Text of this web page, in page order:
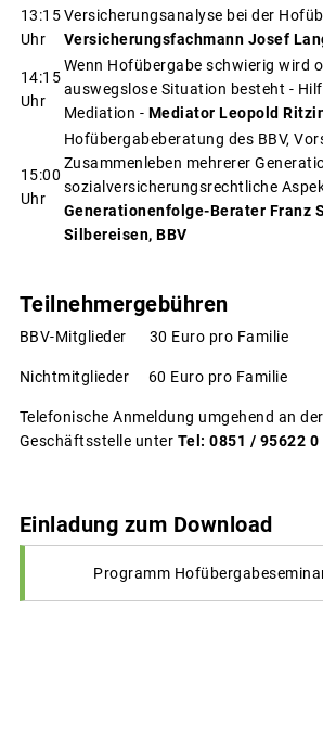
13:15
Uhr
Versicherungsanalyse bei der
Versicherungsfachmann Josef
14:15
Uhr
Wenn Hofübergabe schwierig wird
auswegslose Situation besteht -
Mediation - Mediator Leopold
15:00
Uhr
Hofübergabeberatung des BBV,
Zusammenleben mehrerer
sozialversicherungsrechtliche
Generationenfolge-Berater Franz
Silbereisen, BBV
Teilnehmergebühren
BBV-Mitglieder 30 Euro pro Familie
Nichtmitglieder 60 Euro pro Familie
Telefonische Anmeldung umgehend an
Geschäftsstelle unter Tel: 0851 / 95622 0
Einladung zum Download
Programm